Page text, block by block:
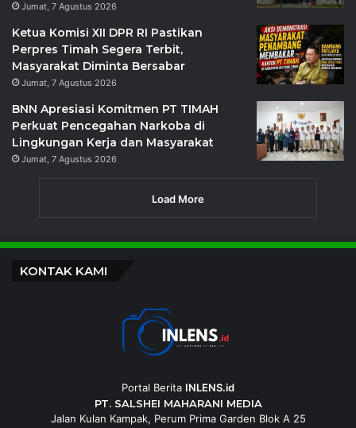
Jumat, 7 Agustus 2026
Ketua Komisi XII DPR RI Pastikan
Perpres Timah Segera Terbit,
Masyarakat Diminta Bersabar
Jumat, 7 Agustus 2026
BNN Apresiasi Komitmen PT TIMAH
Perkuat Pencegahan Narkoba di
Lingkungan Kerja dan Masyarakat
Jumat, 7 Agustus 2026
Load More
KONTAK KAMI
Portal Berita INLENS.id
PT. SALSHEI MAHARANI MEDIA
Jalan Kulan Kampak, Perum Prima Garden Blok A 25